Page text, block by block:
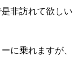
非訪れて欲しい
に乗れますが、